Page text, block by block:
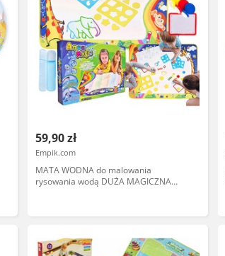
59,90 zł
Empik.com
MATA WODNA do malowania
rysowania wodą DUŻA MAGICZNA